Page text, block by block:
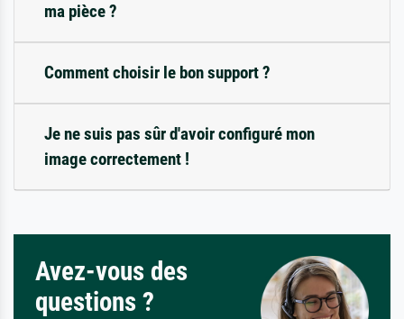
ma pièce ?
Comment choisir le bon support ?
Je ne suis pas sûr d'avoir configuré mon
image correctement !
Avez-vous des
questions ?